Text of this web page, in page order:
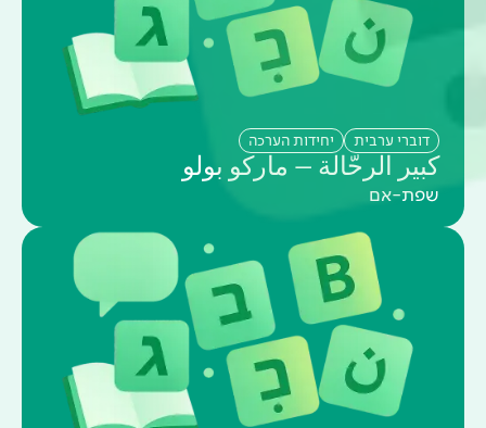
דוברי ערבית יחידות הערכה
كبير الرحّالة – ماركو بولو
שפת-אם